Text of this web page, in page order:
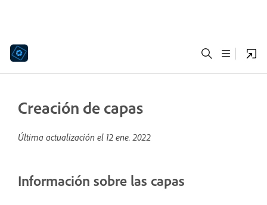
Creación de capas
Última actualización el 12 ene. 2022
Información sobre las capas